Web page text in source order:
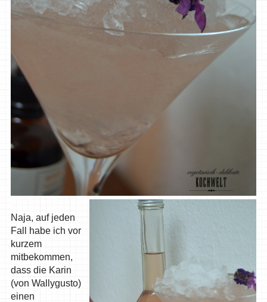
Naja, auf jeden
Fall habe ich vor
kurzem
mitbekommen,
dass die Karin
(von Wallygusto)
einen